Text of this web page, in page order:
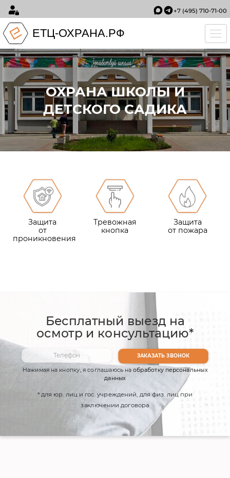
+7 (495) 710-71-00
ЕТЦ-ОХРАНА.РФ
ОХРАНА ШКОЛЫ И
ДЕТСКОГО САДИКА
Защита
от
проникновения
Тревожная
кнопка
Защита
от пожара
Бесплатный выезд на
осмотр и консультацию*
Нажимая на кнопку, я соглашаюсь наобработку персональных
данных
* для юр. лиц и гос. учреждений, для физ. лиц при
заключении договора